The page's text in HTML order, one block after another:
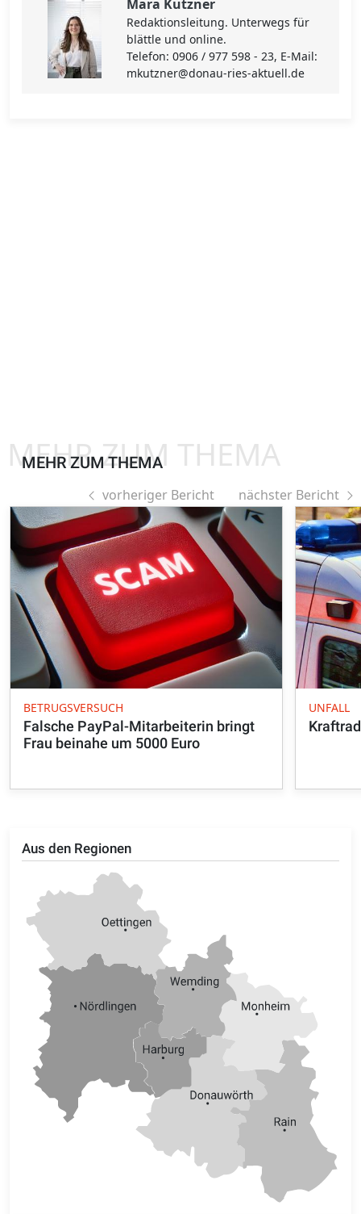
Mara Kutzner
Redaktionsleitung. Unterwegs für
blättle und online.
Telefon: 0906 / 977 598 - 23, E-Mail:
mkutzner@donau-ries-aktuell.de
Aus den Regionen
MEHR ZUM THEMA
MEHR ZUM THEMA
vorheriger Bericht nächster Bericht
BETRUGSVERSUCH
Falsche PayPal-Mitarbeiterin bringt
Frau beinahe um 5000 Euro
UNFALL